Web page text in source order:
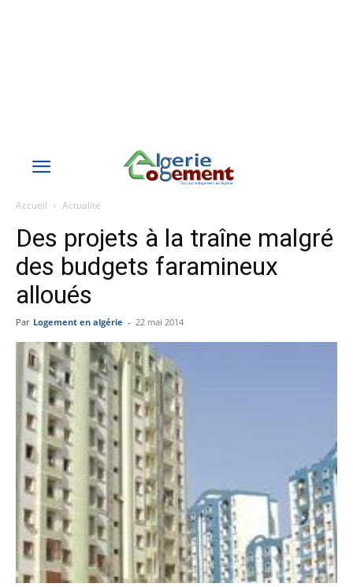
Accueil Actualite
Des projets à la traîne malgré
des budgets faramineux
alloués
Par Logement en algérie - 22 mai 2014